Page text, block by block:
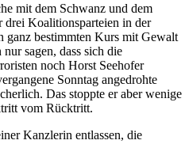
mit dem Schwanz und dem
drei Koalitionsparteien in der
ganz bestimmten Kurs mit Gewalt
sagen, dass sich die
noch Horst Seehofer
Sonntag angedrohte
Das stoppte er aber wenige
vom Rücktritt.
Kanzlerin entlassen, die